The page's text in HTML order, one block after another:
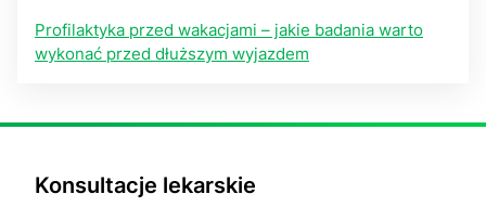
Profilaktyka przed wakacjami – jakie badania warto
wykonać przed dłuższym wyjazdem
Konsultacje lekarskie